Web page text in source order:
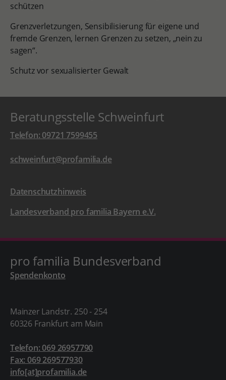
schützen
Grenzverletzungen, Sensibilisierung für eigene und
fremde Grenzen, lernen Grenzen zu setzen, „nein zu
sagen“.
Schutz vor sexualisierter Gewalt
Beratungsstelle Schweinfurt
Telefon: 09721 7599455
schweinfurt@profamilia.de
Datenschutzhinweis
Landesverband pro familia Bayern e.V.
pro familia Bundesverband
Spendenkonto
Mainzer Landstr. 250 - 254
60326 Frankfurt am Main
Telefon: 069 26957790
Fax: 069 269577930
info[at]profamilia.de